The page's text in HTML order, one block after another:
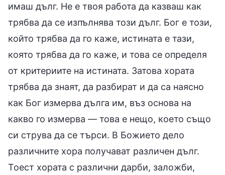
имаш дълг. Не е твоя работа да казваш как
трябва да се изпълнява този дълг. Бог е този,
който трябва да го каже, истината е тази,
която трябва да го каже, и това се определя
от критериите на истината. Затова хората
трябва да знаят, да разбират и да са наясно
как Бог измерва дълга им, въз основа на
какво го измерва — това е нещо, което също
си струва да се търси. В Божието дело
различните хора получават различен дълг.
Тоест хората с различни дарби, заложби,